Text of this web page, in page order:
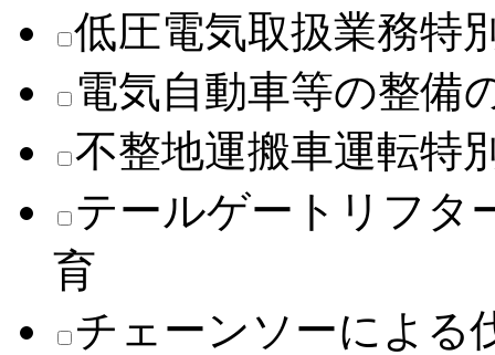
低圧電気取扱業務特
電気自動車等の整備
不整地運搬車運転特
テールゲートリフタ
育
チェーンソーによる